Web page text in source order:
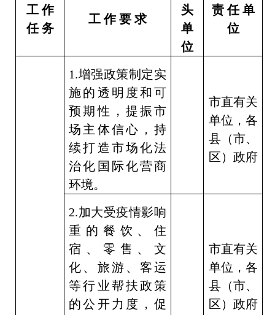
工 作
任 务
工 作 要 求
头
单
位
责 任 单
位
1.增强政策制定实
施的透明度和可
预期性，提振市
场主体信心，持
续打造市场化法
治化国际化营商
环境。
市直有关
单位，各
县（市、
区）政府
2.加大受疫情影响
重的餐饮、住
宿、零售、文
化、旅游、客运
等行业帮扶政策
的公开力度，促
市直有关
单位，各
县（市、
区）政府